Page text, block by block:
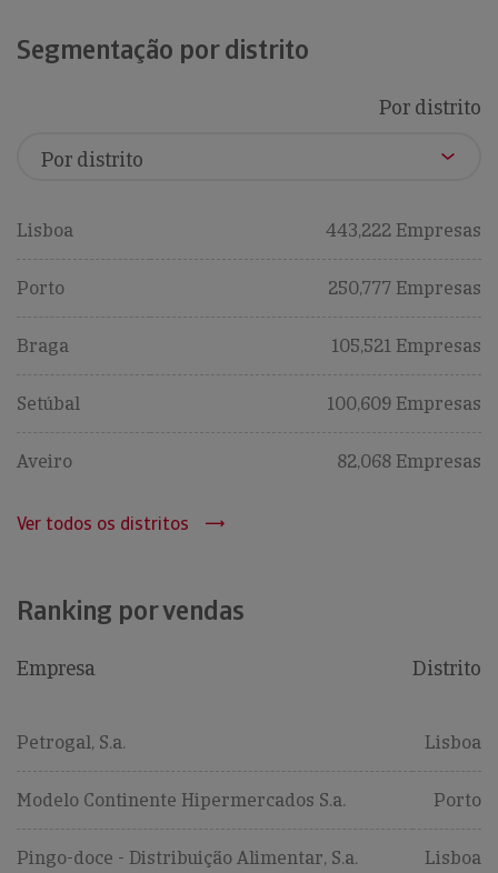
Segmentação por distrito
Por distrito
Lisboa 443,222 Empresas
Porto 250,777 Empresas
Braga 105,521 Empresas
Setúbal 100,609 Empresas
Aveiro 82,068 Empresas
Ver todos os distritos
Ranking por vendas
Empresa Distrito
Petrogal, S.a. Lisboa
Modelo Continente Hipermercados S.a. Porto
Pingo-doce - Distribuição Alimentar, S.a. Lisboa